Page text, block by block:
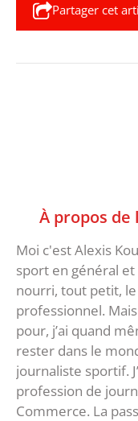
Partager cet
À propos
Moi c'est Alexis
sport en général et
nourri, tout petit,
professionnel.
pour, j’ai quand
rester dans le
journaliste sportif.
profession de
Commerce. La